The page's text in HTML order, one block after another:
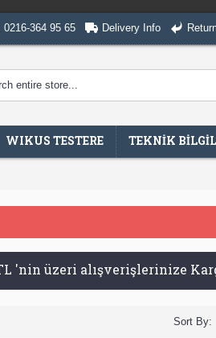
0216-364 95 65 Delivery Info
WIKUS TESTERE TEKNİK
Sort By: